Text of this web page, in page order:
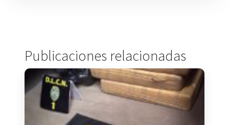
Publicaciones relacionadas